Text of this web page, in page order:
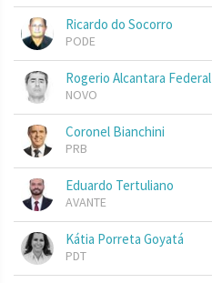
Ricardo do Socorro
PODE
Rogerio Alcantara Federal
NOVO
Coronel Bianchini
PRB
Eduardo Tertuliano
AVANTE
Kátia Porreta Goyatá
PDT